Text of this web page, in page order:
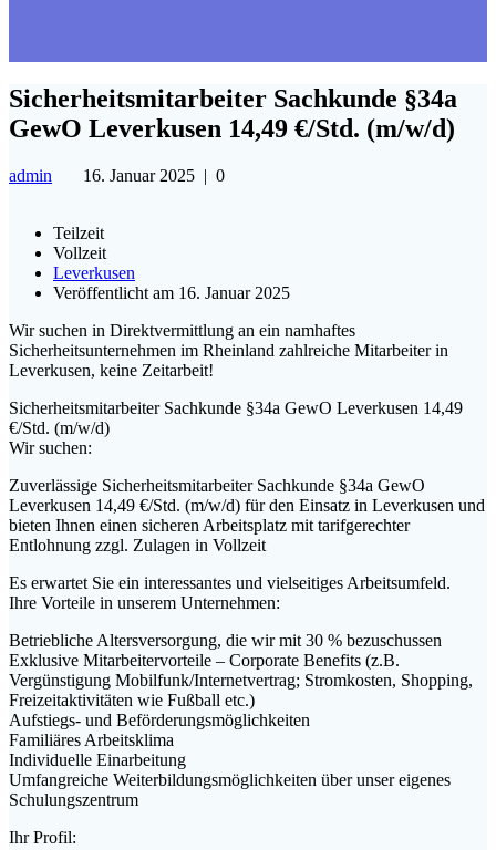
Sicherheitsmitarbeiter Sachkunde §34a
GewO Leverkusen 14,49 €/Std. (m/w/d)
admin 16. Januar 2025 | 0
Teilzeit
Vollzeit
Leverkusen
Veröffentlicht am 16. Januar 2025
Wir suchen in Direktvermittlung an ein namhaftes
Sicherheitsunternehmen im Rheinland zahlreiche Mitarbeiter in
Leverkusen, keine Zeitarbeit!
Sicherheitsmitarbeiter Sachkunde §34a GewO Leverkusen 14,49
€/Std. (m/w/d)
Wir suchen:
Zuverlässige Sicherheitsmitarbeiter Sachkunde §34a GewO
Leverkusen 14,49 €/Std. (m/w/d) für den Einsatz in Leverkusen und
bieten Ihnen einen sicheren Arbeitsplatz mit tarifgerechter
Entlohnung zzgl. Zulagen in Vollzeit
Es erwartet Sie ein interessantes und vielseitiges Arbeitsumfeld.
Ihre Vorteile in unserem Unternehmen:
Betriebliche Altersversorgung, die wir mit 30 % bezuschussen
Exklusive Mitarbeitervorteile – Corporate Benefits (z.B.
Vergünstigung Mobilfunk/Internetvertrag; Stromkosten, Shopping,
Freizeitaktivitäten wie Fußball etc.)
Aufstiegs- und Beförderungsmöglichkeiten
Familiäres Arbeitsklima
Individuelle Einarbeitung
Umfangreiche Weiterbildungsmöglichkeiten über unser eigenes
Schulungszentrum
Ihr Profil: